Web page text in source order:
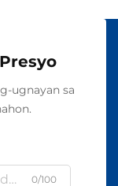
ugnayan sa
0/100